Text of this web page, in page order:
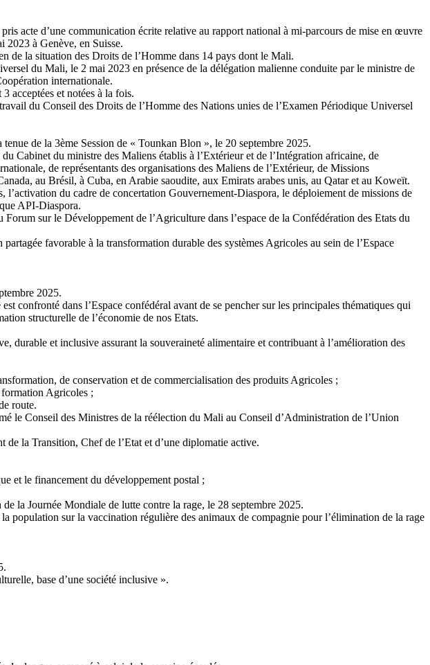
acte d’une communication écrite relative au rapport national à mi-parcours de mise en œuvre
2023 à Genève, en Suisse.
de la situation des Droits de l’Homme dans 14 pays dont le Mali.
du Mali, le 2 mai 2023 en présence de la délégation malienne conduite par le ministre de
internationale.
acceptées et notées à la fois.
du Conseil des Droits de l’Homme des Nations unies de l’Examen Périodique Universel
de la 3ème Session de « Tounkan Blon », le 20 septembre 2025.
Cabinet du ministre des Maliens établis à l’Extérieur et de l’Intégration africaine, de
de représentants des organisations des Maliens de l’Extérieur, de Missions
au Brésil, à Cuba, en Arabie saoudite, aux Emirats arabes unis, au Qatar et au Koweït.
l’activation du cadre de concertation Gouvernement-Diaspora, le déploiement de missions de
API-Diaspora.
sur le Développement de l’Agriculture dans l’espace de la Confédération des Etats du
favorable à la transformation durable des systèmes Agricoles au sein de l’Espace
2025.
confronté dans l’Espace confédéral avant de se pencher sur les principales thématiques qui
structurelle de l’économie de nos Etats.
durable et inclusive assurant la souveraineté alimentaire et contribuant à l’amélioration des
de conservation et de commercialisation des produits Agricoles ;
formation Agricoles ;
route.
le Conseil des Ministres de la réélection du Mali au Conseil d’Administration de l’Union
la Transition, Chef de l’Etat et d’une diplomatie active.
et le financement du développement postal ;
la Journée Mondiale de lutte contre la rage, le 28 septembre 2025.
population sur la vaccination régulière des animaux de compagnie pour l’élimination de la rage
base d’une société inclusive ».